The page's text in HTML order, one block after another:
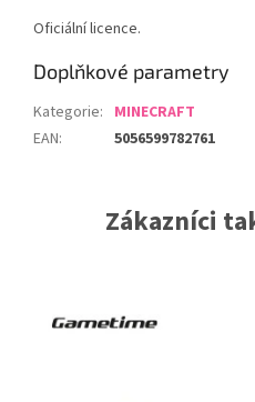
Oficiální licence.
Doplňkové parametry
Kategorie: MINECRAFT
EAN: 5056599782761
Zákazníci